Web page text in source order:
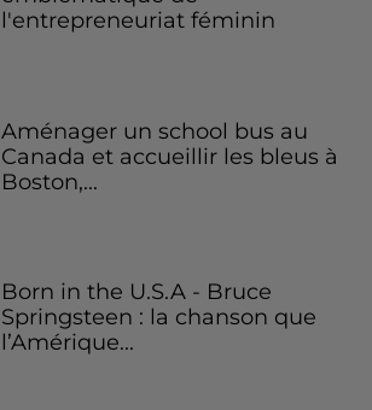
l'entrepreneuriat féminin
Aménager un school bus au
Canada et accueillir les bleus à
Boston,...
Born in the U.S.A - Bruce
Springsteen : la chanson que
l’Amérique...